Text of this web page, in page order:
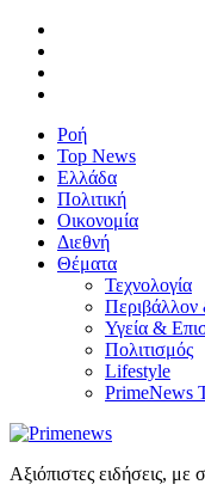
Ροή
Top News
Ελλάδα
Πολιτική
Οικονομία
Διεθνή
Θέματα
Τεχνολογία
Περιβάλλον
Υγεία &
Πολιτισμός
Lifestyle
PrimeNews
Αξιόπιστες ειδήσεις,